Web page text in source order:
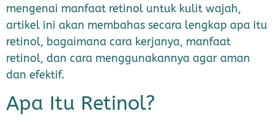
mengenai manfaat retinol untuk kulit wajah,
artikel ini akan membahas secara lengkap apa itu
retinol, bagaimana cara kerjanya, manfaat
retinol, dan cara menggunakannya agar aman
dan efektif.
Apa Itu Retinol?